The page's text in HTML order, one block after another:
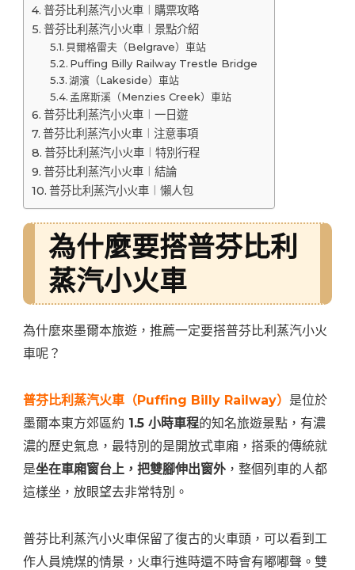
普芬比利蒸汽小火車︱購票攻略
普芬比利蒸汽小火車︱景點介紹
貝爾格雷夫（Belgrave）車站
Puffing Billy Railway Trestle Bridge
湖濱（Lakeside）車站
孟席斯溪（Menzies Creek）車站
普芬比利蒸汽小火車︱一日遊
普芬比利蒸汽小火車︱注意事項
普芬比利蒸汽小火車︱特別行程
普芬比利蒸汽小火車︱結論
普芬比利蒸汽小火車︱懶人包
為什麼要搭普芬比利
蒸汽小火車
為什麼來墨爾本旅遊，推薦一定要搭普芬比利蒸汽小火
車呢？
普芬比利蒸汽火車（Puffing Billy Railway） 是位於
墨爾本東方郊區約 1.5 小時車程的知名旅遊景點，有濃
濃的歷史氣息，最特別的是開放式車廂，搭乘的傳統就
是坐在車廂窗台上，把雙腳伸出窗外 ，整個列車的人都
這樣坐，放眼望去非常特別。
普芬比利蒸汽小火車保留了復古的火車頭，可以看到工
作人員燒煤的情景，火車行進時還不時會有嘟嘟聲。雙